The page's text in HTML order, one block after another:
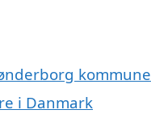
kommune
i Danmark